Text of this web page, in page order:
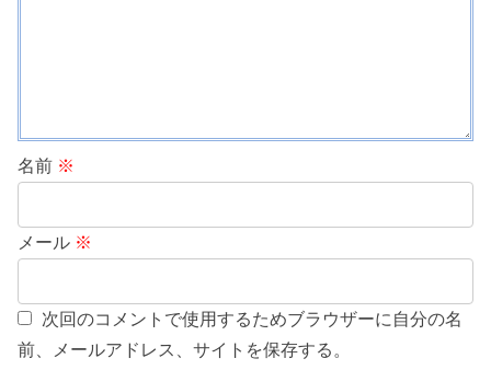
名前 ※
メール ※
次回のコメントで使用するためブラウザーに自分の名
前、メールアドレス、サイトを保存する。